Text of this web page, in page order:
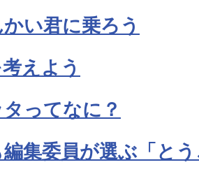
い君に乗ろう
えよう
ってなに？
集委員が選ぶ「と